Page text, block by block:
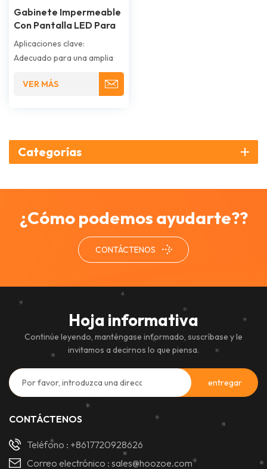
Gabinete Impermeable
Con Pantalla LED Para
Exteriores
Aplicaciones clave:
Adecuado para una amplia
gama de aplicaciones al aire
libre, como publicidad en
de escenarios.
VER MÁS
Categorías
¿Cómo podemos ayudarte??
CONTÁCTENOS
Hoja informativa
Continúe leyendo, manténgase informado, suscríbase y le
invitamos a decirnos lo que piensa.
CONTÁCTENOS
Teléfono : +8617720928626
Correo electrónico :sales@hoozoe.com